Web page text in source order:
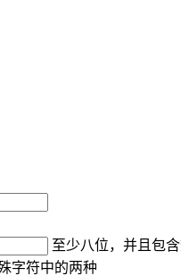
至少八位，并且包
字符中的两种